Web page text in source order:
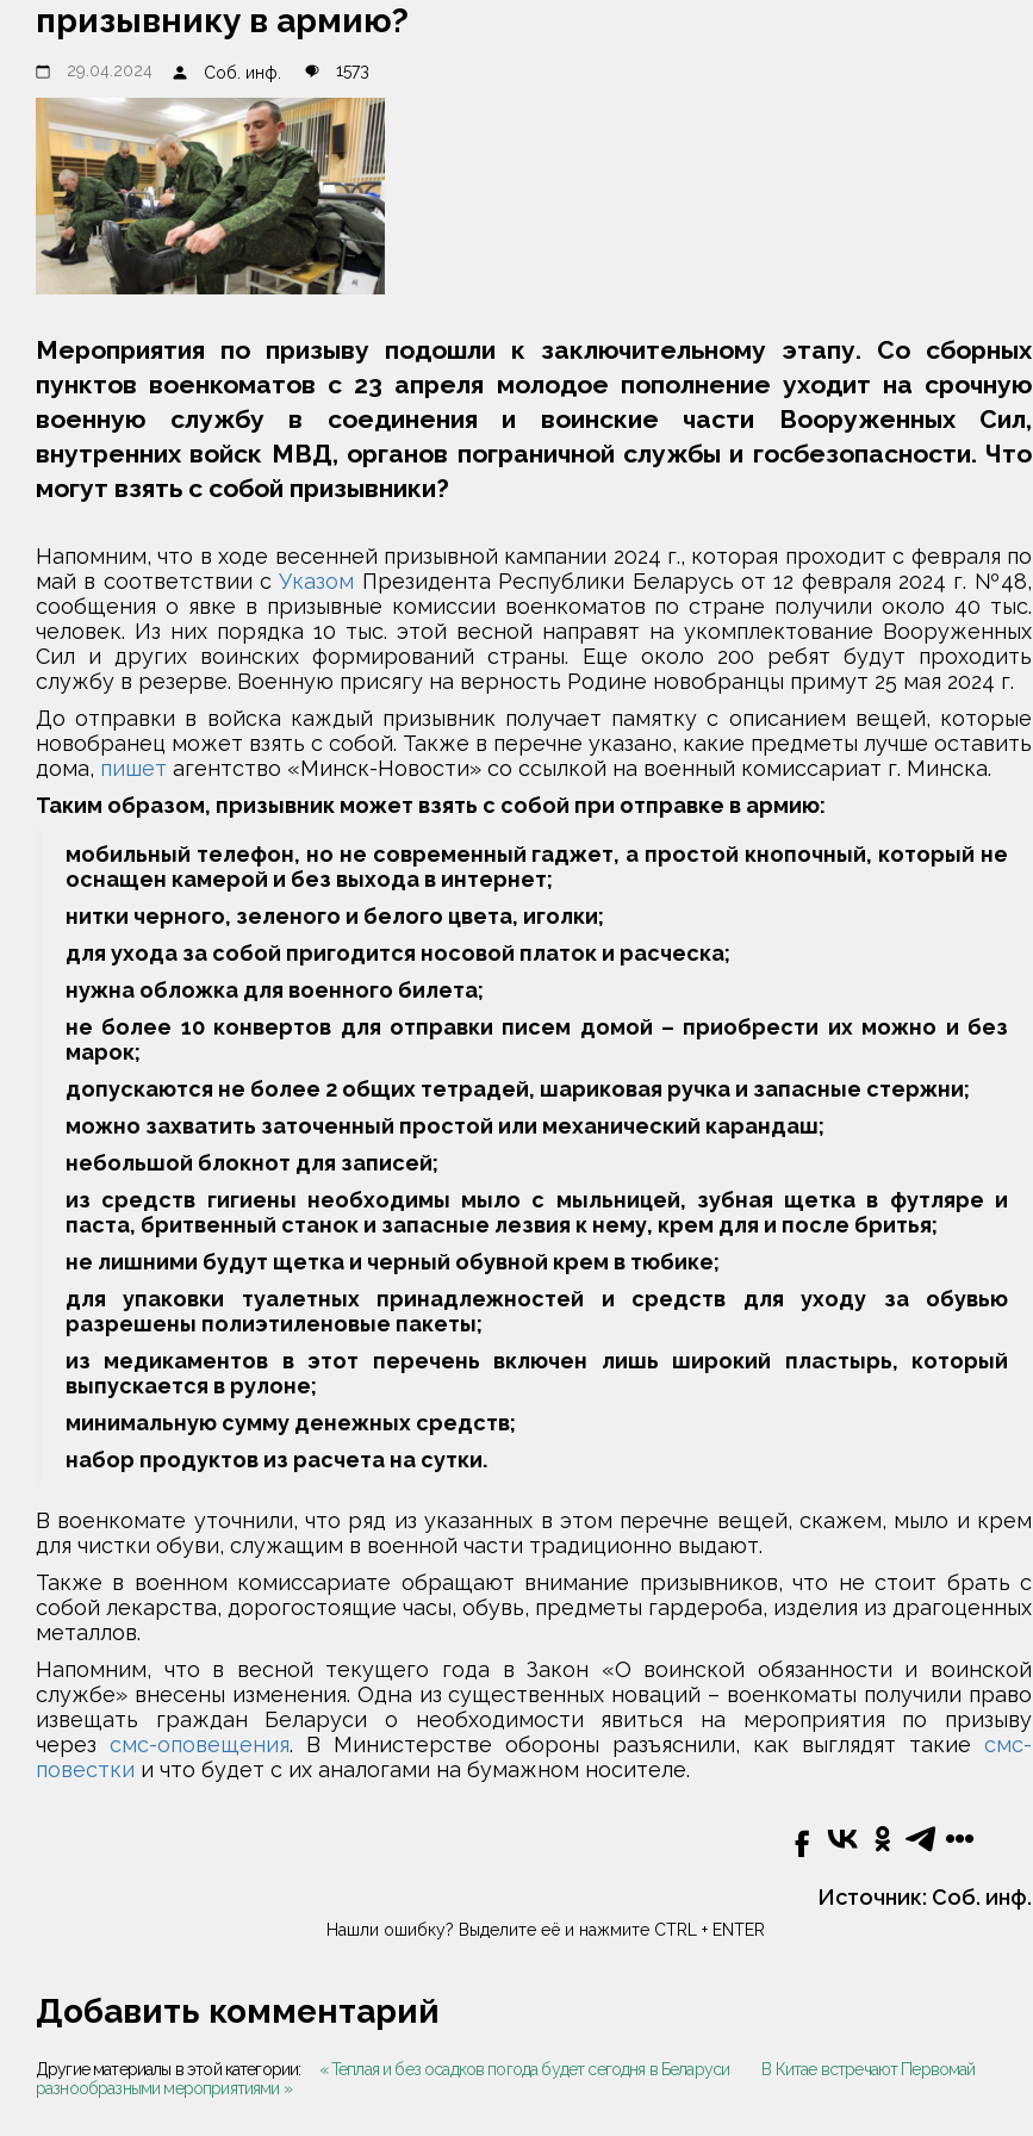
призывнику в армию?
29.04.2024 Соб. инф. 1573
Мероприятия по призыву подошли к заключительному этапу. Со сборных
пунктов военкоматов с 23 апреля молодое пополнение уходит на срочную
военную службу в соединения и воинские части Вооруженных Сил,
внутренних войск МВД, органов пограничной службы и госбезопасности. Что
могут взять с собой призывники?
Напомним, что в ходе весенней призывной кампании 2024 г., которая проходит с февраля по
май в соответствии сУказом Президента Республики Беларусь от 12 февраля 2024 г. №48,
сообщения о явке в призывные комиссии военкоматов по стране получили около 40 тыс.
человек. Из них порядка 10 тыс. этой весной направят на укомплектование Вооруженных
Сил и других воинских формирований страны. Еще около 200 ребят будут проходить
службу в резерве. Военную присягу на верность Родине новобранцы примут 25 мая 2024 г.
До отправки в войска каждый призывник получает памятку с описанием вещей, которые
новобранец может взять с собой. Также в перечне указано, какие предметы лучше оставить
дома, пишет агентство «Минск-Новости» со ссылкой на военный комиссариат г. Минска.
Таким образом, призывник может взять с собой при отправке в армию:
мобильный телефон, но не современный гаджет, а простой кнопочный, который не
оснащен камерой и без выхода в интернет;
нитки черного, зеленого и белого цвета, иголки;
для ухода за собой пригодится носовой платок и расческа;
нужна обложка для военного билета;
не более 10 конвертов для отправки писем домой – приобрести их можно и без
марок;
допускаются не более 2 общих тетрадей, шариковая ручка и запасные стержни;
можно захватить заточенный простой или механический карандаш;
небольшой блокнот для записей;
из средств гигиены необходимы мыло с мыльницей, зубная щетка в футляре и
паста, бритвенный станок и запасные лезвия к нему, крем для и после бритья;
не лишними будут щетка и черный обувной крем в тюбике;
для упаковки туалетных принадлежностей и средств для уходу за обувью
разрешены полиэтиленовые пакеты;
из медикаментов в этот перечень включен лишь широкий пластырь, который
выпускается в рулоне;
минимальную сумму денежных средств;
набор продуктов из расчета на сутки.
В военкомате уточнили, что ряд из указанных в этом перечне вещей, скажем, мыло и крем
для чистки обуви, служащим в военной части традиционно выдают.
Также в военном комиссариате обращают внимание призывников, что не стоит брать с
собой лекарства, дорогостоящие часы, обувь, предметы гардероба, изделия из драгоценных
металлов.
Напомним, что в весной текущего года в Закон «О воинской обязанности и воинской
службе» внесены изменения. Одна из существенных новаций – военкоматы получили право
извещать граждан Беларуси о необходимости явиться на мероприятия по призыву
через смс-оповещения. В Министерстве обороны разъяснили, как выглядят такие смс-
повестки и что будет с их аналогами на бумажном носителе.
Источник: Соб. инф.
Нашли ошибку? Выделите её и нажмите CTRL + ENTER
Добавить комментарий
Другие материалы в этой категории: « Теплая и без осадков погода будет сегодня в Беларуси
В Китае встречают Первомай
разнообразными мероприятиями »